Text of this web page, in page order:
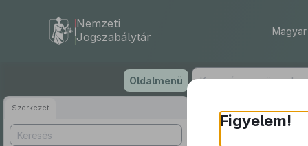
tartalomra
Nemzeti
Jogszabálytár
Oldalmenü
Szerkezet
Figyelem!